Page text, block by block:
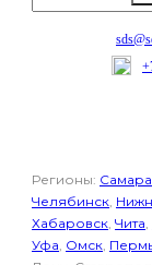
Регионы: Самара
Челябинск,
Хабаровск, Чита,
Уфа, Омск,